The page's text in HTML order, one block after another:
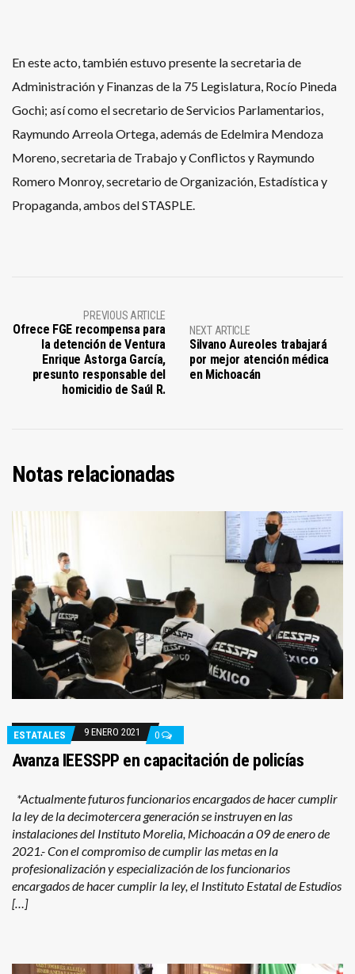
En este acto, también estuvo presente la secretaria de
Administración y Finanzas de la 75 Legislatura, Rocío Pineda
Gochi; así como el secretario de Servicios Parlamentarios,
Raymundo Arreola Ortega, además de Edelmira Mendoza
Moreno, secretaria de Trabajo y Conflictos y Raymundo
Romero Monroy, secretario de Organización, Estadística y
Propaganda, ambos del STASPLE.
PREVIOUS ARTICLE
Ofrece FGE recompensa para
la detención de Ventura
Enrique Astorga García,
presunto responsable del
homicidio de Saúl R.
NEXT ARTICLE
Silvano Aureoles trabajará
por mejor atención médica
en Michoacán
Notas relacionadas
ESTATALES 9 ENERO 2021 0
Avanza IEESSPP en capacitación de policías
*Actualmente futuros funcionarios encargados de hacer cumplir
la ley de la decimotercera generación se instruyen en las
instalaciones del Instituto Morelia, Michoacán a 09 de enero de
2021.- Con el compromiso de cumplir las metas en la
profesionalización y especialización de los funcionarios
encargados de hacer cumplir la ley, el Instituto Estatal de Estudios
[…]